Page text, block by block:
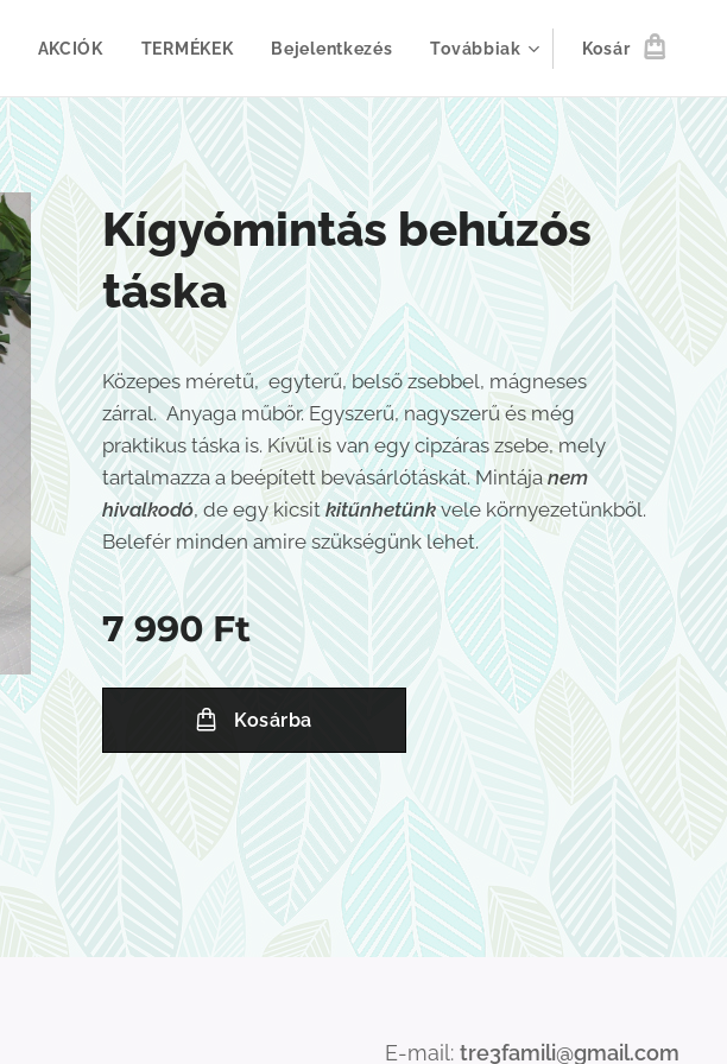
AKCIÓK TERMÉKEK Bejelentkezés Továbbiak Kosár
Kígyómintás behúzós
táska
Közepes méretű, egyterű, belső zsebbel, mágneses
zárral. Anyaga műbőr. Egyszerű, nagyszerű és még
praktikus táska is. Kívül is van egy cipzáras zsebe, mely
tartalmazza a beépített bevásárlótáskát. Mintájanem
hivalkodó, de egy kicsitkitűnhetünkvele környezetünkből.
Belefér minden amire szükségünk lehet.
7 990Ft
Kosárba
E-mail: tre3famili@gmail.com